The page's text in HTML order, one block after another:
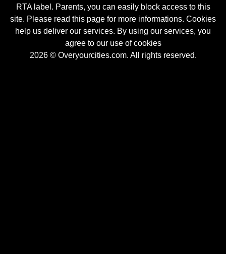
RTA label. Parents, you can easily block access to this
site. Please read this page for more informations. Cookies
help us deliver our services. By using our services, you
agree to our use of cookies
2026 © Overyourcities.com. All rights reserved.